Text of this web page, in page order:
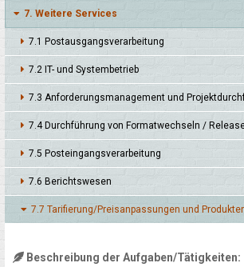
7. Weitere Services
7.1 Post­ausgangs­verarbei­tung
7.2 IT- und System­betrieb
7.3 Anforde­rungs­manage­ment und
7.4 Durch­füh­rung von Format­wechseln /
7.5 Post­eingangs­verarbei­tung
7.6 Berichts­wesen
7.7 Tarifie­rung/Preis­anpas­sungen und
Beschreibung der Aufgaben/Tätigkeiten: